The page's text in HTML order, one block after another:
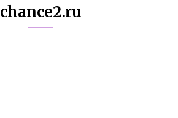
chance2.ru